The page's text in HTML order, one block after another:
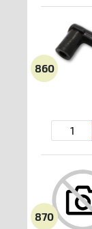
860
870